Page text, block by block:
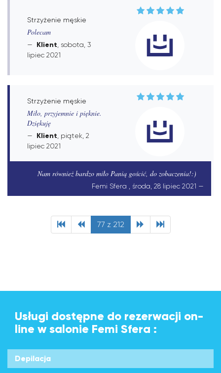
Strzyżenie męskie
Polecam
Klient , sobota, 3
lipiec 2021
Strzyżenie męskie
Miło, przyjemnie i pięknie.
Dziękuję
Klient , piątek, 2
lipiec 2021
Nam również bardzo miło Panią gościć, do zobaczenia!:)
Femi Sfera , środa, 28 lipiec 2021
77 z 212
Usługi dostępne do rezerwacji on-
line w salonie Femi Sfera :
Depilacja